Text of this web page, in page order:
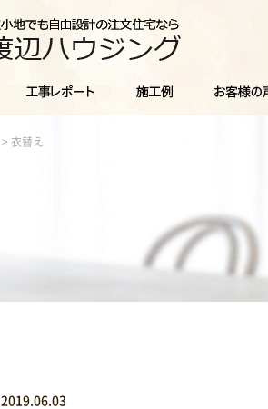
> 衣替え
2019.06.03